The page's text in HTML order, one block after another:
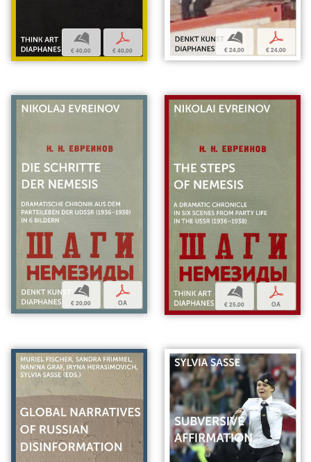
b
€ 40,00
p
€ 40,00
b
€ 24,00
p
€ 24,00
b
€ 20,00
p
OA
b
€ 25,00
p
OA